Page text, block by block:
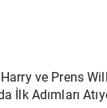
ve Prens
İlk Adımları